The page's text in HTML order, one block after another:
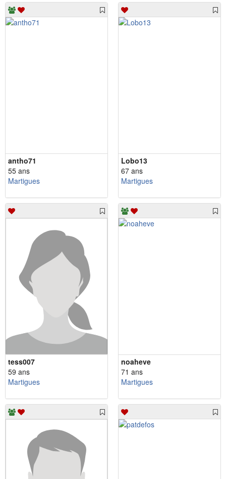
antho71
55 ans
Martigues
Lobo13
67 ans
Martigues
tess007
59 ans
Martigues
noaheve
71 ans
Martigues